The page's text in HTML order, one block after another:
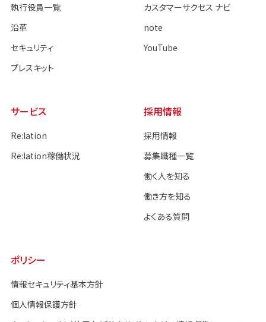
執行役員一覧
沿革
セキュリティ
プレスキット
カスタマーサクセス ナビ
note
YouTube
サービス
Re:lation
Re:lation稼働状況
採用情報
採用情報
募集職種一覧
働く人を知る
働き方を知る
よくある質問
ポリシー
情報セキュリティ基本方針
個人情報保護方針